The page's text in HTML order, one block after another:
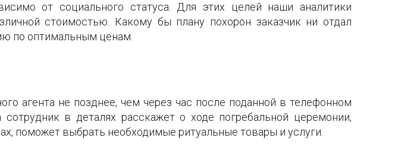
от социального статуса. Для этих целей наши аналитики
стоимостью. Какому бы плану похорон заказчик ни отдал
по оптимальным ценам.
агента не позднее, чем через час после поданной в телефонном
в деталях расскажет о ходе погребальной церемонии,
поможет выбрать необходимые ритуальные товары и услуги.